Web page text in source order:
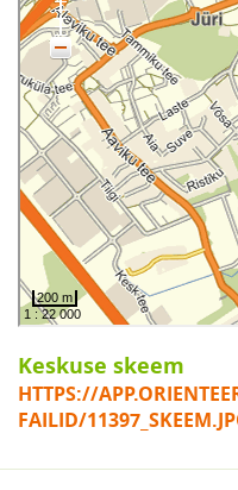
Keskuse skeem
HTTPS://
FAILID/